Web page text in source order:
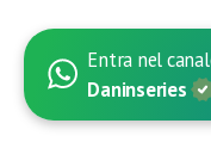
Entra nel
Daninseries